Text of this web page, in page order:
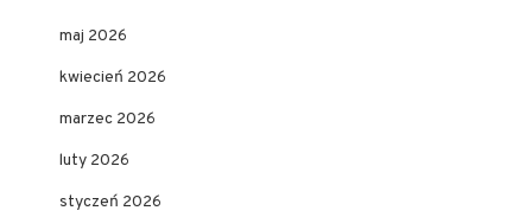
maj 2026
kwiecień 2026
marzec 2026
luty 2026
styczeń 2026